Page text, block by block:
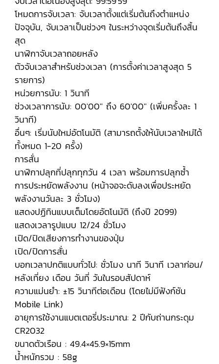
โหมดการจับเวลา: จับเวลาตั้งแต่เริ่มต้นถึงตำแหน่ง
ปัจจุบัน, จับเวลาเป็นช่วงๆ ในระหว่างจุดเริ่มต้นถึงสิ้น
สุด
นาฬิกาจับเวลาถอยหลัง
ตัวจับเวลาสำหรับช่วงเวลา (การตั้งค่าเวลาสูงสุด 5
รายการ)
หน่วยการนับ: 1 วินาที
ช่วงเวลาการนับ: 00'00'' ถึง 60'00'' (เพิ่มครั้งละ 1
วินาที)
อื่นๆ: เริ่มนับใหม่อัตโนมัติ (สามารถตั้งให้นับเวลาใหม่ได้
ทั้งหมด 1-20 ครั้ง)
การสั่น
นาฬิกาปลุกที่ปลุกทุกวัน 4 เวลา พร้อมการปลุกซ้ำ
การประหยัดพลังงาน (หน้าจอจะดับลงเพื่อประหยัด
พลังงานวันละ 3 ชั่วโมง)
แสดงปฏิทินแบบเต็มโดยอัตโนมัติ (ถึงปี 2099)
แสดงเวลารูปแบบ 12/24 ชั่วโมง
เปิด/ปิดเสียงการทำงานของปุ่ม
เปิด/ปิดการสั่น
บอกเวลาปกติแบบทั่วไป: ชั่วโมง นาที วินาที เวลาก่อน/
หลังเที่ยง เดือน วันที่ วันในรอบสัปดาห์
ความแม่นยำ: ±15 วินาทีต่อเดือน (โดยไม่มีฟังก์ชัน
Mobile Link)
อายุการใช้งานแบตเตอรี่ประมาณ: 2 ปีกับถ่านกระดุม
CR2032
ขนาดตัวเรือน : 49.4×45.9×15mm
น้ำหนักรวม : 58g